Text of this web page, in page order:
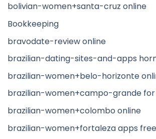
bolivian-women+santa-cruz online
Bookkeeping
bravodate-review online
brazilian-dating-sites-and-apps
brazilian-women+belo-horizonte
brazilian-women+campo-grande for
brazilian-women+colombo online
brazilian-women+fortaleza apps free